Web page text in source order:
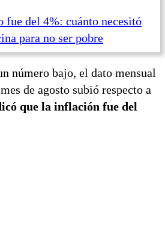
del 4%: cuánto necesitó
para no ser pobre
número bajo, el dato mensual
de agosto subió respecto a
que la inflación fue del